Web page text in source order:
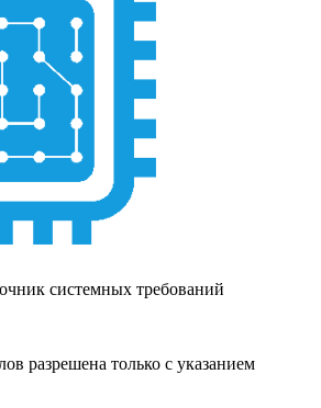
системных требований
разрешена только с указанием